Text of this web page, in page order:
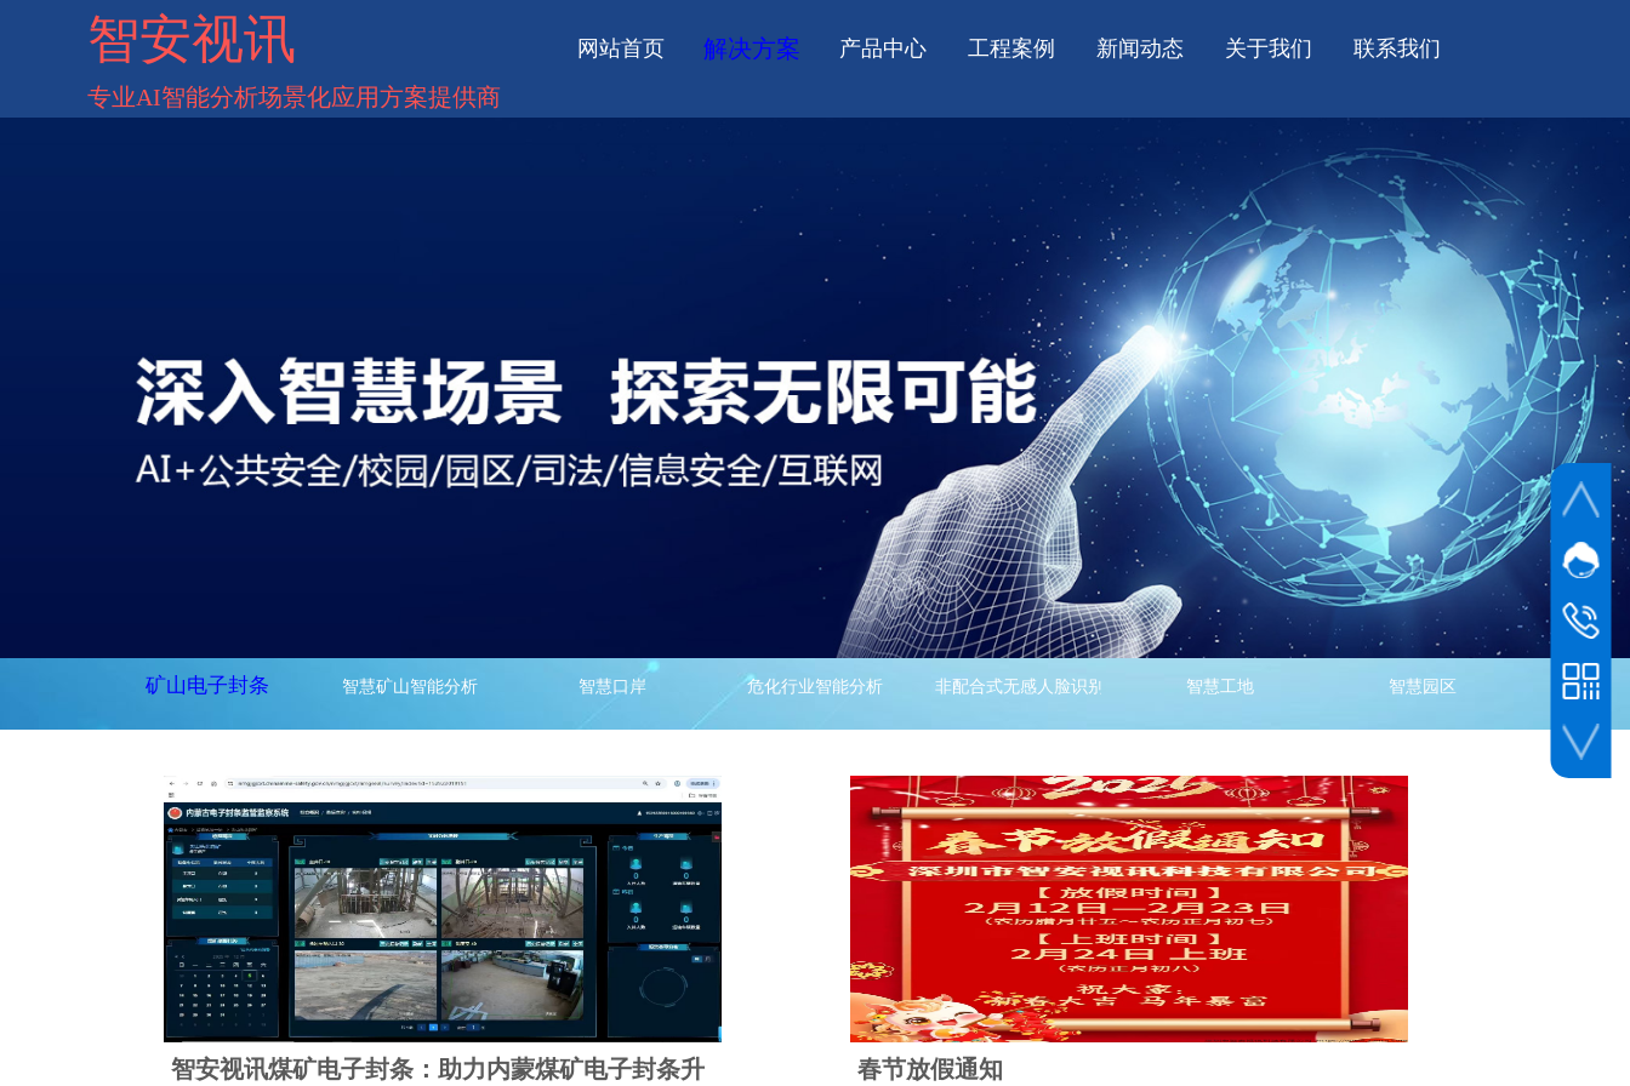
智安视讯
专业AI智能分析场景化应用方案提供商
网站首页 解决方案 产品中心 工程案例 新闻动态 关于我们 联系我们
矿山电子封条 智慧矿山智能分析 智慧口岸 危化行业智能分析 非配合式无感人脸识别系统 智慧工地 智慧园区
智安视讯煤矿电子封条：助力内蒙煤矿电子封条升 春节放假通知
网站客
客